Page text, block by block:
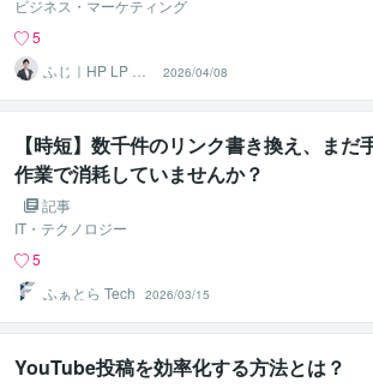
ビジネス・マーケティング
5
ふじ｜HP LP We
bデザイナー
2026/04/08
【時短】数千件のリンク書き換え、まだ
作業で消耗していませんか？
記事
IT・テクノロジー
5
ふぁとら Tech
2026/03/15
YouTube投稿を効率化する方法とは？